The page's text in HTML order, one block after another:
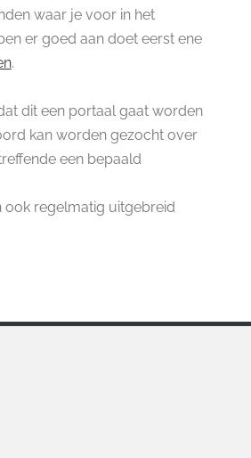
waar je voor in het
er goed aan doet eerst ene
.
dit een portaal gaat worden
kan worden gezocht over
een bepaald
ook regelmatig uitgebreid